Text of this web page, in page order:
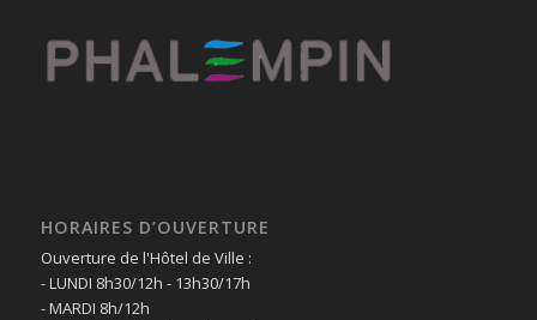
HORAIRES D’OUVERTURE
Ouverture de l'Hôtel de Ville :
- LUNDI 8h30/12h - 13h30/17h
- MARDI 8h/12h